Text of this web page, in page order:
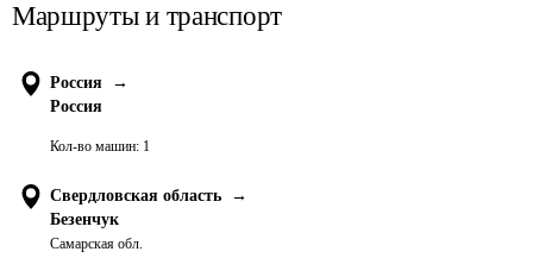
Маршруты и транспорт
Россия
→
Россия
Кол-во машин: 1
Свердловская область
→
Безенчук
Самарская обл.